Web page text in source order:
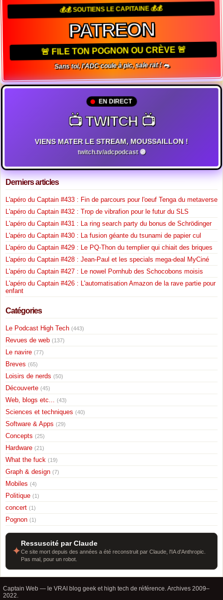
💰💰 SOUTIENS LE CAPITAINE 💰💰
PATREON
🚨 FILE TON POGNON OU CRÈVE 🚨
Sans toi, l'ADC coule à pic, sale rat ! 🐀
EN DIRECT
📺 TWITCH 📺
VIENS MATER LE STREAM, MOUSSAILLON !
twitch.tv/adcpodcast 🟣
Derniers articles
L'apéro du Captain #433 : Fin de parcours pour l'oeuf Tenga du metaverse
L'apéro du Captain #432 : Trop de vibrafion pour le futur du SLS
L'apéro du Captain #431 : La ring search party du bonus de Schrödinger
L'apéro du Captain #430 : La fusion géante du tsunami de papier cul
L'apéro du Captain #429 : Le PQ-Thon du templier qui chiait des briques
L'apéro du Captain #428 : Jean-Paul et les specials mega-deal MyCiné
L'apéro du Captain #427 : Le nowel Pornhub des Schocobons moisis
L'apéro du Captain #426 : L'automatisation Amazon de la rave partie pour
enfant
Catégories
Le Podcast High Tech (443)
Revues de web (137)
Le navire (77)
Breves (65)
Loisirs de nerds (50)
Découverte (45)
Web, blogs etc... (43)
Sciences et techniques (40)
Software & Apps (29)
Concepts (25)
Hardware (21)
What the fuck (19)
Graph & design (7)
Mobiles (4)
Politique (1)
concert (1)
Pognon (1)
✦
Ressuscité par Claude
Ce site mort depuis des années a été reconstruit par Claude, l'IA d'Anthropic.
Pas mal, pour un robot.
Captain Web — le VRAI blog geek et high tech de référence. Archives 2009–
2022.